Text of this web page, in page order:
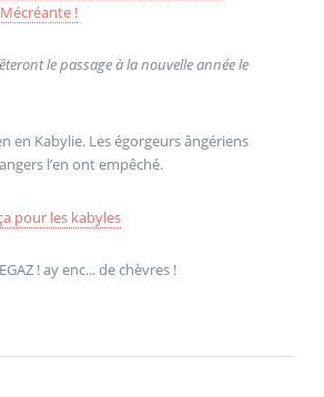
!
le passage à la nouvelle année le
en Kabylie. Les égorgeurs ângériens
l’en ont empêché.
pour les kabyles
! ay enc... de chèvres !